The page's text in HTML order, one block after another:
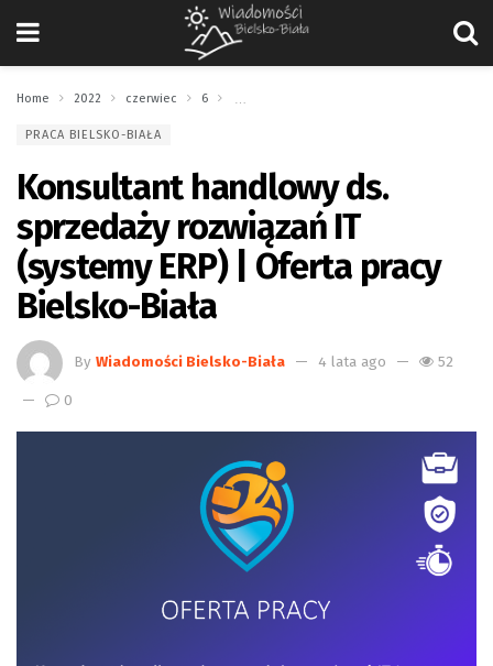
Home 2022 czerwiec 6
PRACA BIELSKO-BIAŁA
Konsultant handlowy ds.
sprzedaży rozwiązań IT
(systemy ERP) | Oferta pracy
Bielsko-Biała
By Wiadomości Bielsko-Biała 4 lata ago 52
0